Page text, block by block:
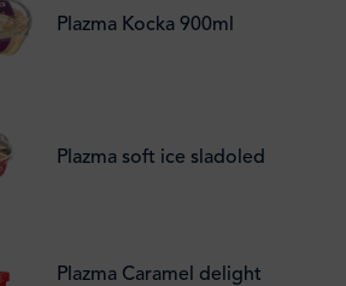
Plazma Kocka 900ml
Plazma soft ice sladoled
Plazma Caramel delight